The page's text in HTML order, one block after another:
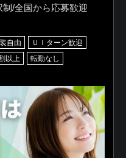
/全国から応募歓迎
自由
ＵＩターン歓迎
以上
転勤なし